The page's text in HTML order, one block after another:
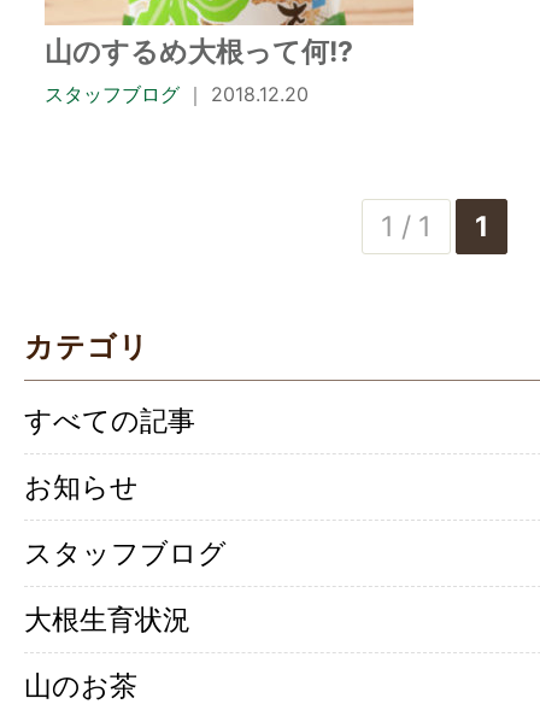
山のするめ大根って何!?
スタッフブログ ｜ 2018.12.20
1 / 1 1
カテゴリ
すべての記事
お知らせ
スタッフブログ
大根生育状況
山のお茶